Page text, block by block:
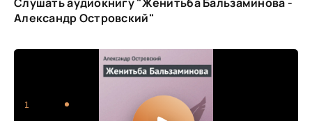
Александр Островский"
1